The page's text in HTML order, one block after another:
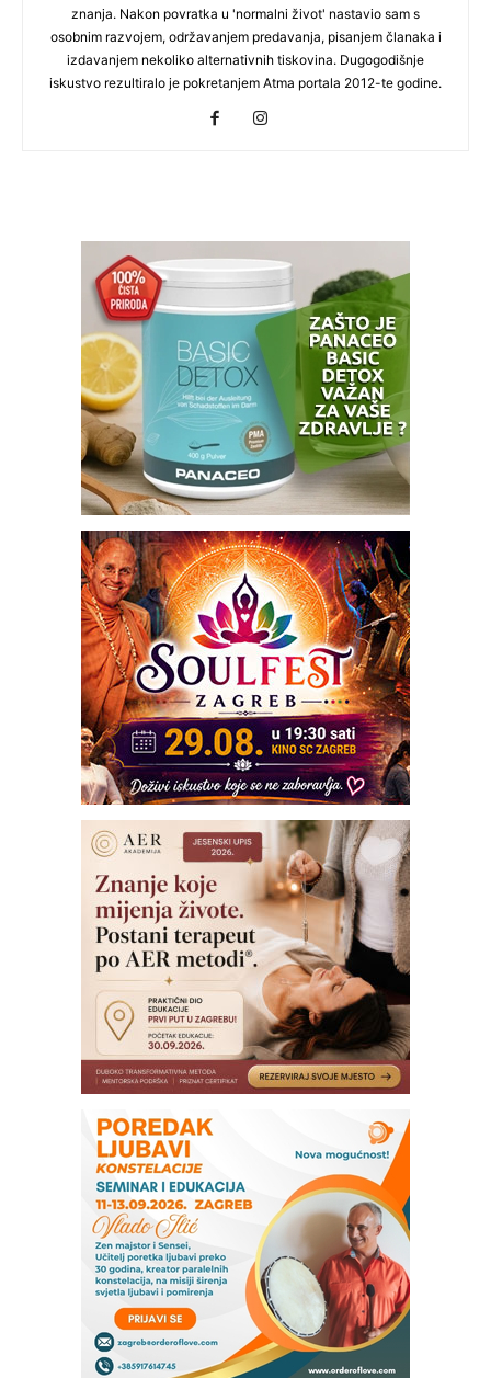
znanja. Nakon povratka u 'normalni život' nastavio sam s
osobnim razvojem, održavanjem predavanja, pisanjem članaka i
izdavanjem nekoliko alternativnih tiskovina. Dugogodišnje
iskustvo rezultiralo je pokretanjem Atma portala 2012-te godine.